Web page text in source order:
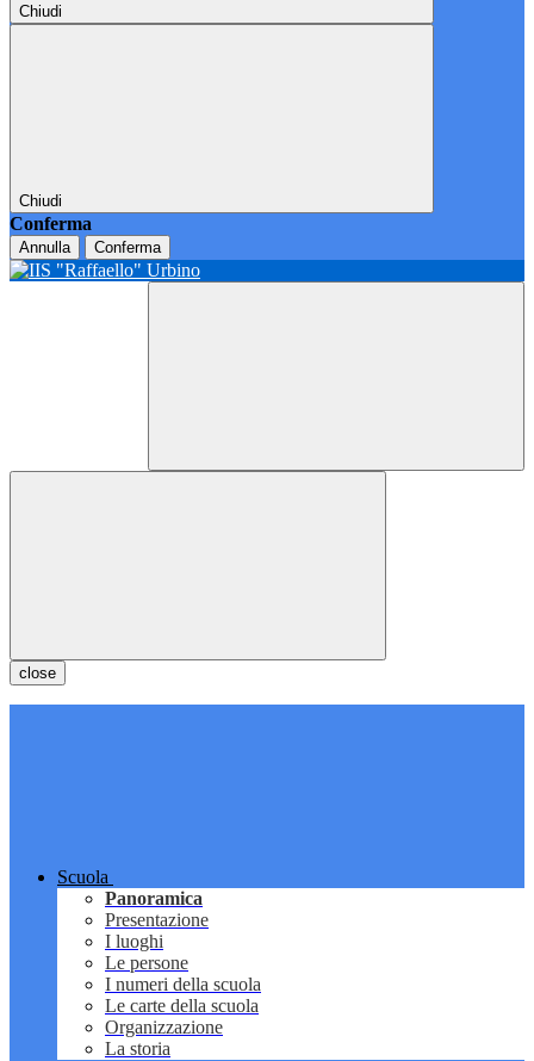
Chiudi
Chiudi
Conferma
Annulla Conferma
close
Scuola
Panoramica
Presentazione
I luoghi
Le persone
I numeri della scuola
Le carte della scuola
Organizzazione
La storia